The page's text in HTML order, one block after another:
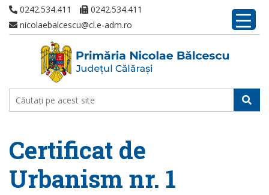
0242.534.411
0242.534.411
nicolaebalcescu@cl.e-adm.ro
Certificat de
Urbanism nr. 1